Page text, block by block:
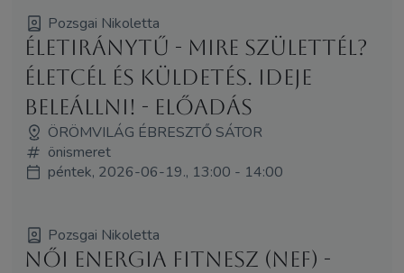
Pozsgai Nikoletta
ÉletIránytű - Mire születtél?
Életcél és küldetés. Ideje
beleállni! - előadás
ÖRÖMVILÁG ÉBRESZTŐ SÁTOR
önismeret
péntek, 2026-06-19., 13:00 - 14:00
Pozsgai Nikoletta
Női Energia Fitnesz (NEF) -